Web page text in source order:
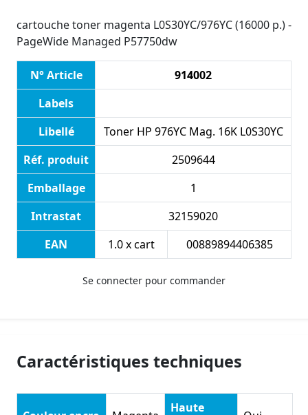
cartouche toner magenta L0S30YC/976YC (16000 p.) -
PageWide Managed P57750dw
N° Article
914002
Labels
Libellé
Toner HP 976YC Mag. 16K L0S30YC
Réf. produit
2509644
Emballage
1
Intrastat
32159020
EAN
1.0 x cart 00889894406385
Se connecter pour commander
Caractéristiques techniques
Haute